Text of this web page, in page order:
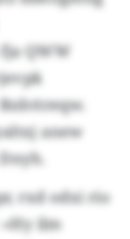
QWW
anew
rxd odxi rio
ilm